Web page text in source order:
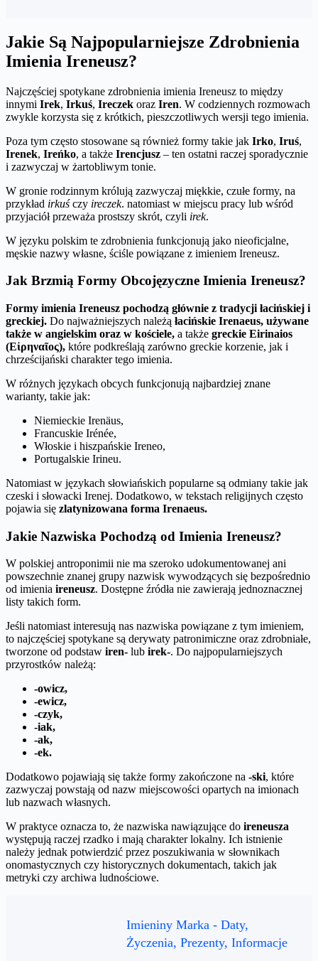
Jakie Są Najpopularniejsze Zdrobnienia
Imienia Ireneusz?
Najczęściej spotykane zdrobnienia imienia Ireneusz to między
innymi Irek, Irkuś, Ireczek oraz Iren. W codziennych rozmowach
zwykle korzysta się z krótkich, pieszczotliwych wersji tego imienia.
Poza tym często stosowane są również formy takie jak Irko, Iruś,
Irenek, Ireńko, a także Irencjusz – ten ostatni raczej sporadycznie
i zazwyczaj w żartobliwym tonie.
W gronie rodzinnym królują zazwyczaj miękkie, czułe formy, na
przykład irkuśczy ireczek. natomiast w miejscu pracy lub wśród
przyjaciół przeważa prostszy skrót, czyli irek.
W języku polskim te zdrobnienia funkcjonują jako nieoficjalne,
męskie nazwy własne, ściśle powiązane z imieniem Ireneusz.
Jak Brzmią Formy Obcojęzyczne Imienia Ireneusz?
Formy imienia Ireneusz pochodzą głównie z tradycji łacińskiej i
greckiej. Do najważniejszych należą łacińskie Irenaeus, używane
także w angielskim oraz w kościele, a także greckie Eirinaios
(Εἰρηναῖος), które podkreślają zarówno greckie korzenie, jak i
chrześcijański charakter tego imienia.
W różnych językach obcych funkcjonują najbardziej znane
warianty, takie jak:
Niemieckie Irenäus,
Francuskie Irénée,
Włoskie i hiszpańskie Ireneo,
Portugalskie Irineu.
Natomiast w językach słowiańskich popularne są odmiany takie jak
czeski i słowacki Irenej. Dodatkowo, w tekstach religijnych często
pojawia się zlatynizowana forma Irenaeus.
Jakie Nazwiska Pochodzą od Imienia Ireneusz?
W polskiej antroponimii nie ma szeroko udokumentowanej ani
powszechnie znanej grupy nazwisk wywodzących się bezpośrednio
od imienia ireneusz. Dostępne źródła nie zawierają jednoznacznej
listy takich form.
Jeśli natomiast interesują nas nazwiska powiązane z tym imieniem,
to najczęściej spotykane są derywaty patronimiczne oraz zdrobniałe,
tworzone od podstaw iren- lub irek-. Do najpopularniejszych
przyrostków należą:
-owicz,
-ewicz,
-czyk,
-iak,
-ak,
-ek.
Dodatkowo pojawiają się także formy zakończone na -ski, które
zazwyczaj powstają od nazw miejscowości opartych na imionach
lub nazwach własnych.
W praktyce oznacza to, że nazwiska nawiązujące do ireneusza
występują raczej rzadko i mają charakter lokalny. Ich istnienie
należy jednak potwierdzić przez poszukiwania w słownikach
onomastycznych czy historycznych dokumentach, takich jak
metryki czy archiwa ludnościowe.
Imieniny Marka - Daty,
Życzenia, Prezenty, Informacje